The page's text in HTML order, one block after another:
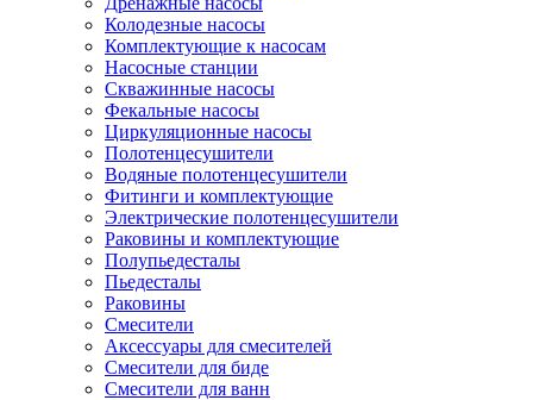
Колодезные насосы
Комплектующие к насосам
Насосные станции
Скважинные насосы
Фекальные насосы
Циркуляционные насосы
Полотенцесушители
Водяные полотенцесушители
Фитинги и комплектующие
Электрические полотенцесушители
Раковины и комплектующие
Полупьедесталы
Пьедесталы
Раковины
Смесители
Аксессуары для смесителей
Смесители для биде
Смесители для ванн